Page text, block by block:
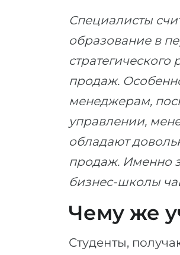
Специалисты
образование в
продаж.
менеджерам,
управлении,
обладают
продаж. Именно
бизнес-школы
Чему же
Студенты,